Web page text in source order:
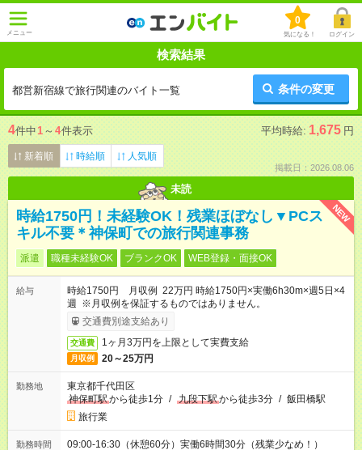
メニュー
0
気になる！ ログイン
検索結果
都営新宿線で旅行関連のバイト一覧 条件の変更
4件中1 ～ 4件表示 平均時給: 1,675 円
新着順 時給順 人気順
掲載日：2026.08.06
未読
NEW
時給1750円！未経験OK！残業ほぼなし▼PCス
キル不要＊神保町での旅行関連事務
派遣 職種未経験OK ブランクOK WEB登録・面接OK
給与
時給1750円 月収例 22万円 時給1750円×実働6h30m×週5日×4
週 ※月収例を保証するものではありません。
交通費別途支給あり
交通費 1ヶ月3万円を上限として実費支給
月収例 20～25万円
勤務地
東京都千代田区
神保町駅から徒歩1分 / 九段下駅から徒歩3分 / 飯田橋駅
旅行業
勤務時間 09:00-16:30（休憩60分）実働6時間30分（残業少なめ！）